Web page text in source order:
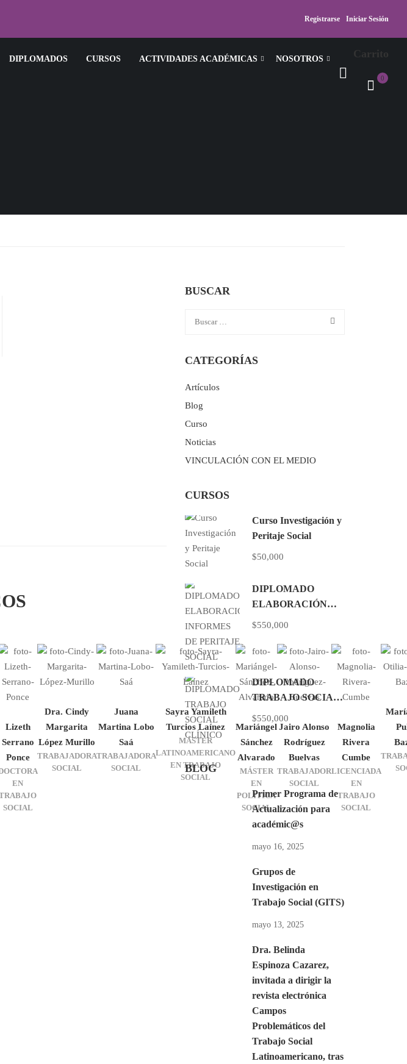
Registrarse Iniciar Sesión
DIPLOMADOS CURSOS ACTIVIDADES ACADÉMICAS NOSOTROS Carrito
0
Lizeth
Serrano
Ponce
EN
SOCIAL
Dra. Cindy
Margarita
López Murillo
TRABAJADORA
SOCIAL
Juana
Martina Lobo
Saá
TRABAJADORA
SOCIAL
Sayra Yamileth
Turcios Laínez
MÁSTER
LATINOAMERICANO
EN TRABAJO
SOCIAL
Mariángel
Sánchez
Alvarado
MÁSTER
EN
POLÍTICA
SOCIAL
Jairo Alonso
Rodríguez
Buelvas
TRABAJADOR
SOCIAL
Magnolia
Rivera
Cumbe
LICENCIADA
EN
TRABAJO
SOCIAL
BUSCAR
CATEGORÍAS
Artículos
Blog
Curso
Noticias
VINCULACIÓN CON EL MEDIO
CURSOS
Curso Investigación y
Peritaje Social
$50,000
DIPLOMADO
ELABORACIÓN
INFORMES DE
$550,000
DIPLOMADO
TRABAJO SOCIAL
CLÍNICO
$550,000
BLOG
Primer Programa de
Actualización para
académic@s
mayo 16, 2025
Grupos de
Investigación en
Trabajo Social (GITS)
mayo 13, 2025
Dra. Belinda
Espinoza Cazarez,
invitada a dirigir la
revista electrónica
Campos
Problemáticos del
Trabajo Social
Latinoamericano, tras